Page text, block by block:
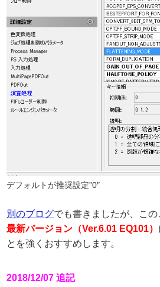
デフォルトが推奨設定”0″
別のブログでも書きましたが、この
最新バージョン（Ver.6.01 EQ101）
とを強くおすすめします。
2018/12/07 追記